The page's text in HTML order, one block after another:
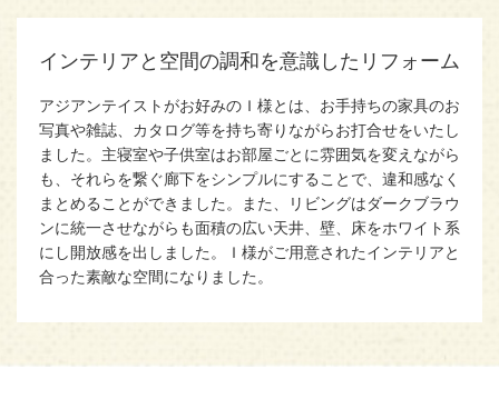
インテリアと空間の調和を意識したリフォーム
アジアンテイストがお好みのＩ様とは、お手持ちの家具のお
写真や雑誌、カタログ等を持ち寄りながらお打合せをいたし
ました。主寝室や子供室はお部屋ごとに雰囲気を変えながら
も、それらを繋ぐ廊下をシンプルにすることで、違和感なく
まとめることができました。また、リビングはダークブラウ
ンに統一させながらも面積の広い天井、壁、床をホワイト系
にし開放感を出しました。Ｉ様がご用意されたインテリアと
合った素敵な空間になりました。